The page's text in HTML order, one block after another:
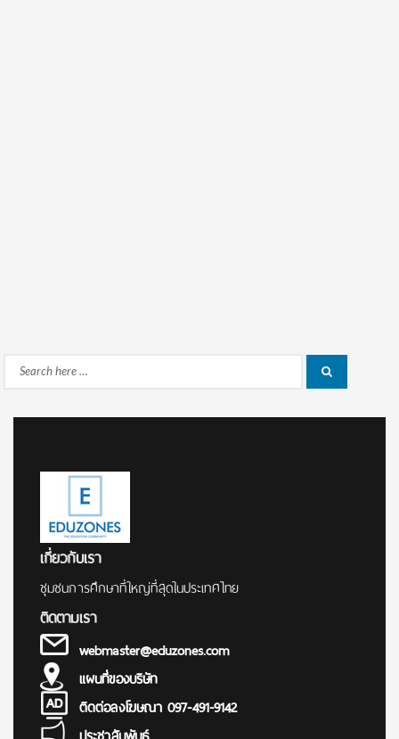
Search
เกี่ยวกับเรา
ชุมชนการศึกษาที่ใหญ่ที่สุดในประเทศไทย
ติดตามเรา
webmaster@eduzones.com
แผนที่ของบริษัท
ติดต่อลงโฆษณา 097-491-9142